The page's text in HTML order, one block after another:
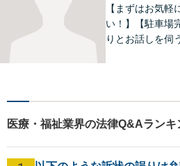
【まずはお気軽
い！】【駐車場
りとお話しを伺
医療・福祉業界の法律Q&Aランキ